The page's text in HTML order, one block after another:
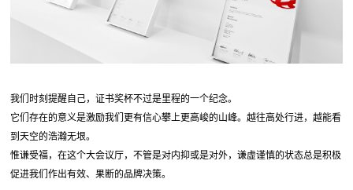
我们时刻提醒自己，证书奖杯不过是里程的一个纪念。
它们存在的意义是激励我们更有信心攀上更高峻的山峰。越往高处行进，越能看
到天空的浩瀚无垠。
惟谦受福，在这个大会议厅，不管是对内抑或是对外，谦虚谨慎的状态总是积极
促进我们作出有效、果断的品牌决策。